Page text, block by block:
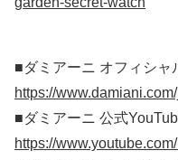
■ダミアーニ オフィシャ
https://
■ダミアーニ 公式
https://